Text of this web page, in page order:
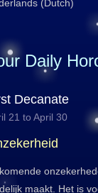
(Dutch)
Daily
Decanate
21 to April 30
maakt. Het is